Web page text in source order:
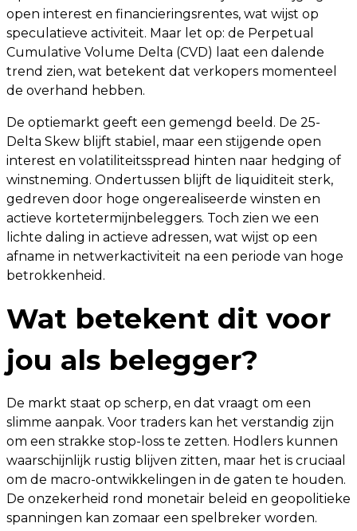
open interest en financieringsrentes, wat wijst op
speculatieve activiteit. Maar let op: de Perpetual
Cumulative Volume Delta (CVD) laat een dalende
trend zien, wat betekent dat verkopers momenteel
de overhand hebben.
De optiemarkt geeft een gemengd beeld. De 25-
Delta Skew blijft stabiel, maar een stijgende open
interest en volatiliteitsspread hinten naar hedging of
winstneming. Ondertussen blijft de liquiditeit sterk,
gedreven door hoge ongerealiseerde winsten en
actieve kortetermijnbeleggers. Toch zien we een
lichte daling in actieve adressen, wat wijst op een
afname in netwerkactiviteit na een periode van hoge
betrokkenheid.
Wat betekent dit voor
jou als belegger?
De markt staat op scherp, en dat vraagt om een
slimme aanpak. Voor traders kan het verstandig zijn
om een strakke stop-loss te zetten. Hodlers kunnen
waarschijnlijk rustig blijven zitten, maar het is cruciaal
om de macro-ontwikkelingen in de gaten te houden.
De onzekerheid rond monetair beleid en geopolitieke
spanningen kan zomaar een spelbreker worden.